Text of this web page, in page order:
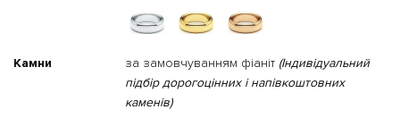
Камни за замовчуванням фіаніт (Індивідуальний
підбір дорогоцінних і напівкоштовних
каменів)